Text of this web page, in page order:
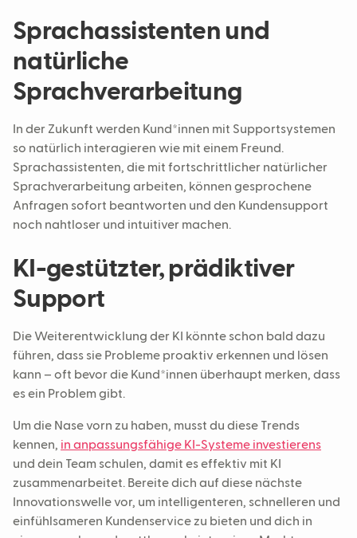
Sprachassistenten und
natürliche
Sprachverarbeitung
In der Zukunft werden Kund*innen mit Supportsystemen
so natürlich interagieren wie mit einem Freund.
Sprachassistenten, die mit fortschrittlicher natürlicher
Sprachverarbeitung arbeiten, können gesprochene
Anfragen sofort beantworten und den Kundensupport
noch nahtloser und intuitiver machen.
KI-gestützter, prädiktiver
Support
Die Weiterentwicklung der KI könnte schon bald dazu
führen, dass sie Probleme proaktiv erkennen und lösen
kann – oft bevor die Kund*innen überhaupt merken, dass
es ein Problem gibt.
Um die Nase vorn zu haben, musst du diese Trends
kennen, in anpassungsfähige KI-Systeme investierens
und dein Team schulen, damit es effektiv mit KI
zusammenarbeitet. Bereite dich auf diese nächste
Innovationswelle vor, um intelligenteren, schnelleren und
einfühlsameren Kundenservice zu bieten und dich in